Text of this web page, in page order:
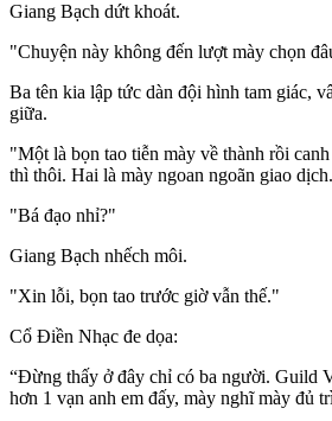
Giang Bạch dứt khoát.
"Chuyện này không đến lượt mày chọn
Ba tên kia lập tức dàn đội hình tam giác,
giữa.
"Một là bọn tao tiễn mày về thành rồi
thì thôi. Hai là mày ngoan ngoãn giao
"Bá đạo nhỉ?"
Giang Bạch nhếch môi.
"Xin lỗi, bọn tao trước giờ vẫn thế."
Cổ Điền Nhạc đe dọa:
“Đừng thấy ở đây chỉ có ba người. Guild
hơn 1 vạn anh em đấy, mày nghĩ mày đủ